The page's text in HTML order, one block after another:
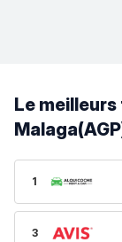
Le
1
3